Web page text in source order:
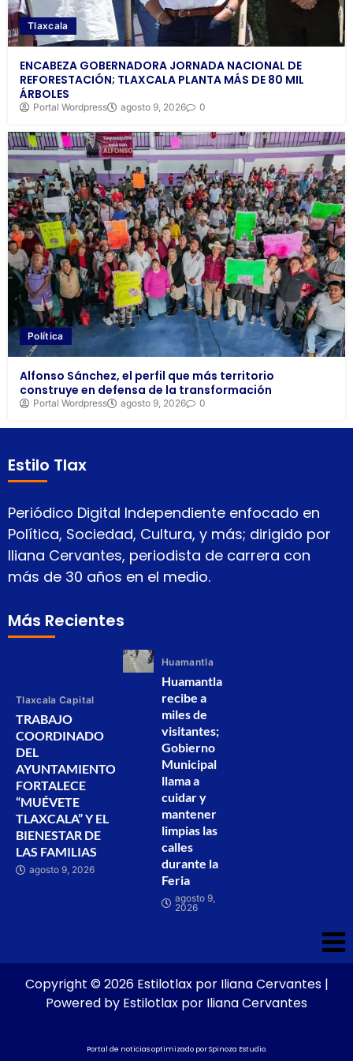
Tlaxcala
ENCABEZA GOBERNADORA JORNADA NACIONAL DE
REFORESTACIÓN; TLAXCALA PLANTA MÁS DE 80 MIL
ÁRBOLES
Portal Wordpress agosto 9, 2026 0
Política
Alfonso Sánchez, el perfil que más territorio
construye en defensa de la transformación
Portal Wordpress agosto 9, 2026 0
Estilo Tlax
Periódico Digital Independiente enfocado en
Política, Sociedad, Cultura, y más; dirigido por
Iliana Cervantes, periodista de carrera con
más de 30 años en el medio.
Más Recientes
Tlaxcala Capital
TRABAJO
COORDINADO
DEL
AYUNTAMIENTO
FORTALECE
“MUÉVETE
TLAXCALA” Y EL
BIENESTAR DE
LAS FAMILIAS
agosto 9, 2026
Huamantla
Huamantla
recibe a
miles de
visitantes;
Gobierno
Municipal
llama a
cuidar y
mantener
limpias las
calles
durante la
Feria
agosto 9,
2026
Copyright © 2026 Estilotlax por Iliana Cervantes |
Powered by Estilotlax por Iliana Cervantes
Portal de noticias optimizado porSpinoza Estudio.